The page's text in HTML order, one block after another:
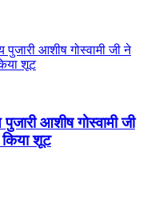
पुजारी आशीष गोस्वामी जी ने
शूट
आशीष गोस्वामी जी
शूट